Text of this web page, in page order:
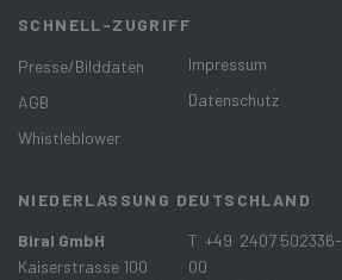
SCHNELL-ZUGRIFF
Presse/Bilddaten
AGB
Whistleblower
Impressum
Datenschutz
NIEDERLASSUNG DEUTSCHLAND
Biral GmbH
Kaiserstrasse 100
T +49 2407 502336-
00